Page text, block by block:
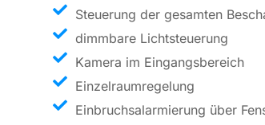
Steuerung der gesamten
dimmbare Lichtsteuerung
Kamera im Eingangsbereich
Einzelraumregelung
Einbruchsalarmierung über